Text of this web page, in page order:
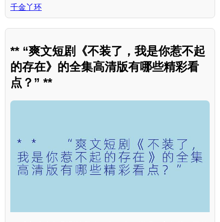
千金丫环
** “爽文短剧《不装了，我是你惹不起
的存在》的全集高清版有哪些精彩看
点？” **